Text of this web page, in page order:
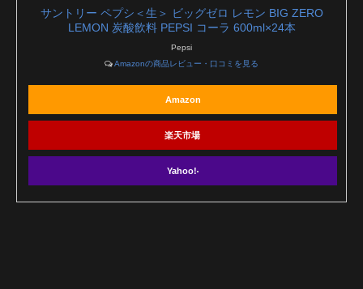
サントリー ペプシ＜生＞ ビッグゼロ レモン BIG ZERO
LEMON 炭酸飲料 PEPSI コーラ 600ml×24本
Pepsi
Amazonの商品レビュー・口コミを見る
Amazon
楽天市場
Yahoo!